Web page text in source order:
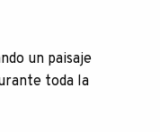
un paisaje
toda la